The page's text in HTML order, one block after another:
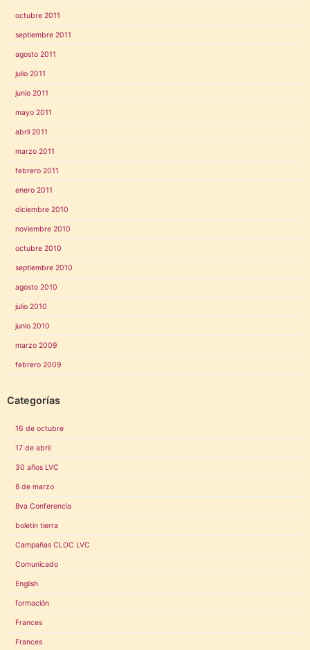
octubre 2011
septiembre 2011
agosto 2011
julio 2011
junio 2011
mayo 2011
abril 2011
marzo 2011
febrero 2011
enero 2011
diciembre 2010
noviembre 2010
octubre 2010
septiembre 2010
agosto 2010
julio 2010
junio 2010
marzo 2009
febrero 2009
Categorías
16 de octubre
17 de abril
30 años LVC
8 de marzo
8va Conferencia
boletin tierra
Campañas CLOC LVC
Comunicado
English
formación
Frances
Frances